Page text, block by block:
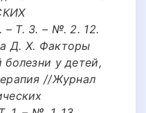
Т. 3. – №. 2. 12.
Д. Х. Факторы
болезни у детей,
//Журнал